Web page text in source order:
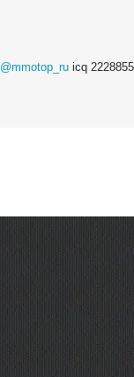
@mmotop_ru icq